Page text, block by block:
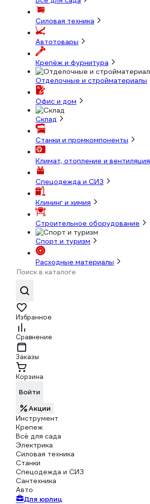
Силовая техника
Автотовары
Крепёж и фурнитура
Отделочные и стройматериалы
Офис и дом
Склад
Станки и промкомпоненты
Климат, отопление и вентиляция
Спецодежда и СИЗ
Клининг и химия
Строительное оборудование
Спорт и туризм
Расходные материалы
Избранное
Сравнение
Заказы
Корзина
Войти
Акции
Инструмент
Крепеж
Всё для сада
Электрика
Силовая техника
Станки
Спецодежда и СИЗ
Сантехника
Авто
Для юрлиц